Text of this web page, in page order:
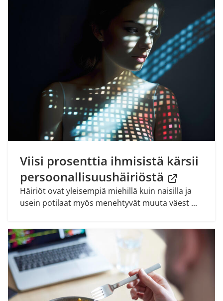
Viisi prosenttia ihmisistä kärsii
persoonallisuushäiriöstä
Häiriöt ovat yleisempiä miehillä kuin naisilla ja
usein potilaat myös menehtyvät muuta väest ...